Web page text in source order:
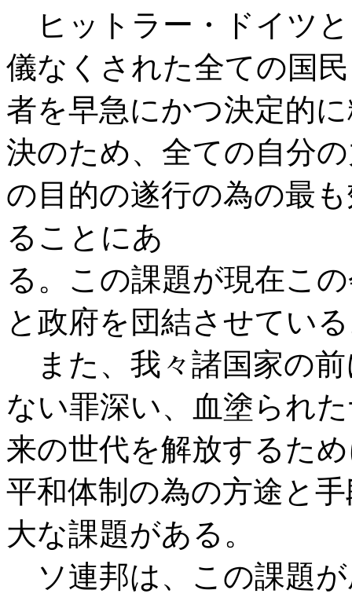
ヒットラー・ドイツ
儀なくされた全ての国
者を早急にかつ決定的
決のため、全ての自分
の目的の遂行の為の最
ることにあ
る。この課題が現在こ
と政府を団結させてい
また、我々諸国家の
ない罪深い、血塗られ
来の世代を解放するた
平和体制の為の方途と
大な課題がある。
ソ連邦は、この課題